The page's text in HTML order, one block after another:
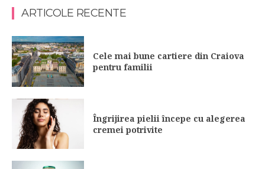
ARTICOLE RECENTE
Cele mai bune cartiere din Craiova
pentru familii
Îngrijirea pielii începe cu alegerea
cremei potrivite